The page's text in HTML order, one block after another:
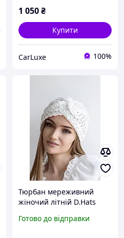
1 050₴
Купити
CarLuxe 100%
Тюрбан мереживний
жіночий літній D.Hats
візерунком
Готово до відправки